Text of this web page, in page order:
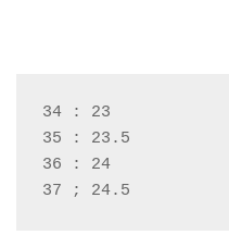
34 : 23
35 : 23.5
36 : 24
37 ; 24.5